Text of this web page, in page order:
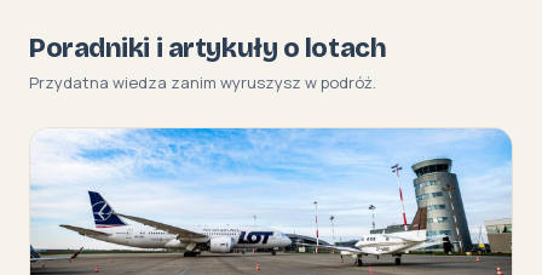
Poradniki i artykuły o lotach
Przydatna wiedza zanim wyruszysz w podróż.